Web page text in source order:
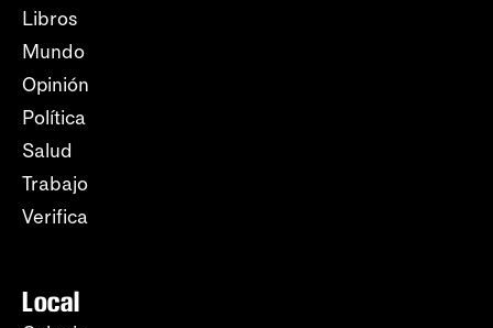
Libros
Mundo
Opinión
Política
Salud
Trabajo
Verifica
Local